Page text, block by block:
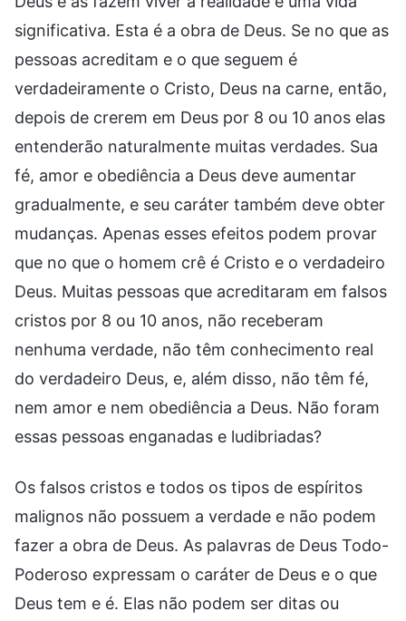
significativa. Esta é a obra de Deus. Se no que as
pessoas acreditam e o que seguem é
verdadeiramente o Cristo, Deus na carne, então,
depois de crerem em Deus por 8 ou 10 anos elas
entenderão naturalmente muitas verdades. Sua
fé, amor e obediência a Deus deve aumentar
gradualmente, e seu caráter também deve obter
mudanças. Apenas esses efeitos podem provar
que no que o homem crê é Cristo e o verdadeiro
Deus. Muitas pessoas que acreditaram em falsos
cristos por 8 ou 10 anos, não receberam
nenhuma verdade, não têm conhecimento real
do verdadeiro Deus, e, além disso, não têm fé,
nem amor e nem obediência a Deus. Não foram
essas pessoas enganadas e ludibriadas?
Os falsos cristos e todos os tipos de espíritos
malignos não possuem a verdade e não podem
fazer a obra de Deus. As palavras de Deus Todo-
Poderoso expressam o caráter de Deus e o que
Deus tem e é. Elas não podem ser ditas ou